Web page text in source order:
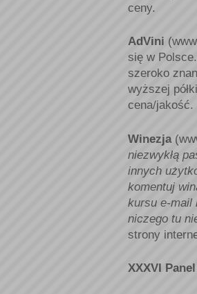
ceny.
AdVini
się w
szeroko
wyższej
cena/jakość.
Winezja
niezwykłą
innych
komentuj
kursu e-mail
niczego tu
strony
XXXVI